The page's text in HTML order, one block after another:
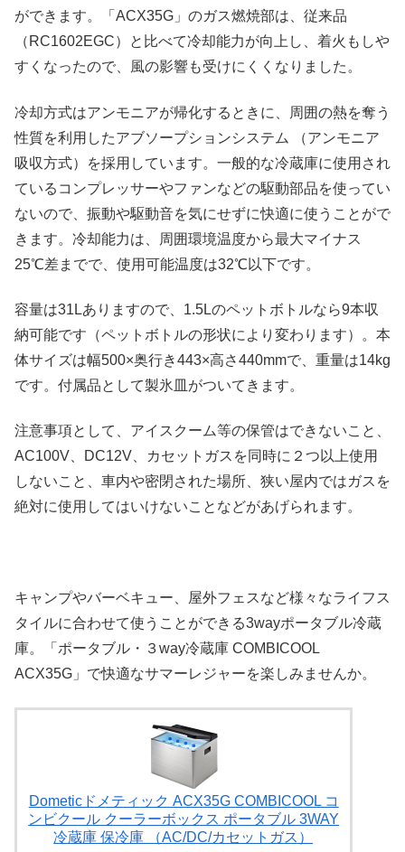
ができます。「ACX35G」のガス燃焼部は、従来品
（RC1602EGC）と比べて冷却能力が向上し、着火もしや
すくなったので、風の影響も受けにくくなりました。
冷却方式はアンモニアが帰化するときに、周囲の熱を奪う
性質を利用したアブソープションシステム （アンモニア
吸収方式）を採用しています。一般的な冷蔵庫に使用され
ているコンプレッサーやファンなどの駆動部品を使ってい
ないので、振動や駆動音を気にせずに快適に使うことがで
きます。冷却能力は、周囲環境温度から最大マイナス
25℃差までで、使用可能温度は32℃以下です。
容量は31Lありますので、1.5Lのペットボトルなら9本収
納可能です（ペットボトルの形状により変わります）。本
体サイズは幅500×奥行き443×高さ440mmで、重量は14kg
です。付属品として製氷皿がついてきます。
注意事項として、アイスクーム等の保管はできないこと、
AC100V、DC12V、カセットガスを同時に２つ以上使用
しないこと、車内や密閉された場所、狭い屋内ではガスを
絶対に使用してはいけないことなどがあげられます。
キャンプやバーベキュー、屋外フェスなど様々なライフス
タイルに合わせて使うことができる3wayポータブル冷蔵
庫。「ポータブル・３way冷蔵庫 COMBICOOL
ACX35G」で快適なサマーレジャーを楽しみませんか。
Dometicドメティック ACX35G COMBICOOL コ
ンビクール クーラーボックス ポータブル 3WAY
冷蔵庫 保冷庫 （AC/DC/カセットガス）